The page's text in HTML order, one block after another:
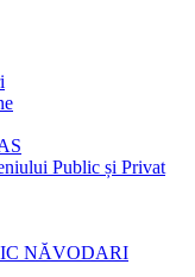
Public și Privat
NĂVODARI